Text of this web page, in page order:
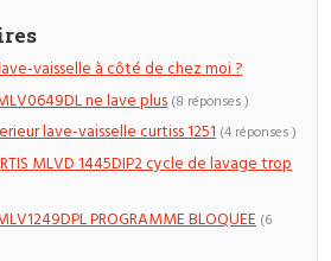
vaisselle à côté de chez moi ?
ne lave plus (8 réponses )
lave-vaisselle curtiss 1251 (4 réponses )
MLVD 1445DIP2 cycle de lavage trop
PROGRAMME BLOQUEE (6